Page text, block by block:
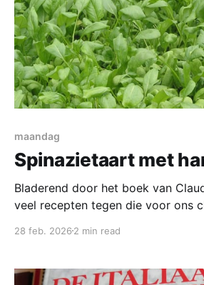
maandag
Spinazietaart met
Bladerend door het boek van
veel recepten tegen die voor ons
als ze eenmaal klaargemaakt een
kandidaat; volgens Claudia
28 feb. 2026 2 min read